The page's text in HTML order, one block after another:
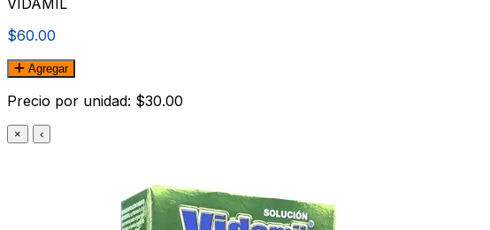
VIDAMIL
$60.00
Agregar
Precio por unidad: $30.00
× ‹